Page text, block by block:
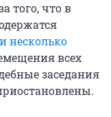
того, что в
несколько
всех
заседания